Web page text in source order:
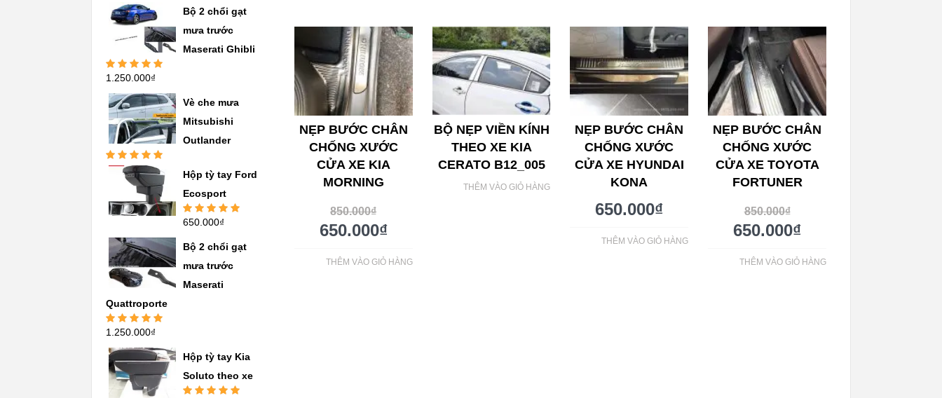
NẸP BƯỚC CHÂN
CHỐNG XƯỚC
CỬA XE KIA
MORNING
850.000₫
650.000₫
THÊM VÀO GIỎ HÀNG
BỘ NẸP VIỀN KÍNH
THEO XE KIA
CERATO B12_005
THÊM VÀO GIỎ HÀNG
NẸP BƯỚC CHÂN
CHỐNG XƯỚC
CỬA XE HYUNDAI
KONA
650.000₫
THÊM VÀO GIỎ HÀNG
NẸP BƯỚC CHÂN
CHỐNG XƯỚC
CỬA XE TOYOTA
FORTUNER
850.000₫
650.000₫
THÊM VÀO GIỎ HÀNG
Được xếp
hạng5.005
sao
Bộ 2 chổi gạt
mưa trước
Maserati Ghibli
Được xếp
sao
1.250.000₫
Vè che mưa
Mitsubishi
Outlander
Được xếp
hạng5.00
Hộp tỳ tay Ford
Ecosport
Được xếp
sao
650.000₫
Bộ 2 chổi gạt
mưa trước
Maserati
Quattroporte
Được xếp
sao
1.250.000₫
Hộp tỳ tay Kia
Soluto theo xe